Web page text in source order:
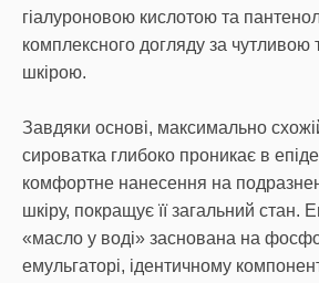
гіалуроновою кислотою та
комплексного догляду за
шкірою.
Завдяки основі, максимально
сироватка глибоко проникає в
комфортне нанесення на
шкіру, покращує її загальний стан.
«масло у воді» заснована на
емульгаторі, ідентичному